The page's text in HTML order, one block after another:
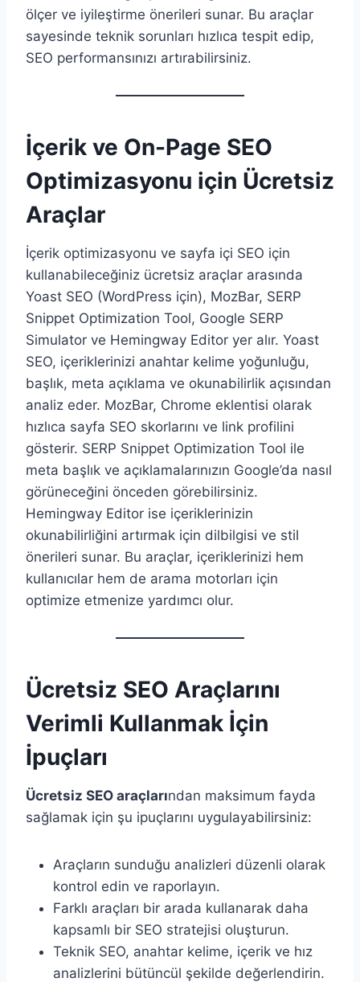
ölçer ve iyileştirme önerileri sunar. Bu araçlar
sayesinde teknik sorunları hızlıca tespit edip,
SEO performansınızı artırabilirsiniz.
İçerik ve On-Page SEO
Optimizasyonu için Ücretsiz
Araçlar
İçerik optimizasyonu ve sayfa içi SEO için
kullanabileceğiniz ücretsiz araçlar arasında
Yoast SEO (WordPress için), MozBar, SERP
Snippet Optimization Tool, Google SERP
Simulator ve Hemingway Editor yer alır. Yoast
SEO, içeriklerinizi anahtar kelime yoğunluğu,
başlık, meta açıklama ve okunabilirlik açısından
analiz eder. MozBar, Chrome eklentisi olarak
hızlıca sayfa SEO skorlarını ve link profilini
gösterir. SERP Snippet Optimization Tool ile
meta başlık ve açıklamalarınızın Google’da nasıl
görüneceğini önceden görebilirsiniz.
Hemingway Editor ise içeriklerinizin
okunabilirliğini artırmak için dilbilgisi ve stil
önerileri sunar. Bu araçlar, içeriklerinizi hem
kullanıcılar hem de arama motorları için
optimize etmenize yardımcı olur.
Ücretsiz SEO Araçlarını
Verimli Kullanmak İçin
İpuçları
Ücretsiz SEO araçlarından maksimum fayda
sağlamak için şu ipuçlarını uygulayabilirsiniz:
Araçların sunduğu analizleri düzenli olarak
kontrol edin ve raporlayın.
Farklı araçları bir arada kullanarak daha
kapsamlı bir SEO stratejisi oluşturun.
Teknik SEO, anahtar kelime, içerik ve hız
analizlerini bütüncül şekilde değerlendirin.